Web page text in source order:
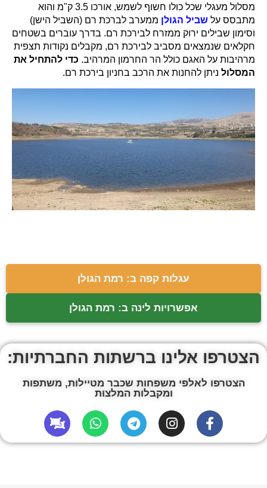
מסלול מעגלי שכל כולו חשוף לשמש, אורכו 3.5 ק"מ והוא
מתבסס על שביל הגולן ממערב לברכת רם (השביל הישן)
וסימון שבילים ירוק ממזרח לבירכת רם. בדרך עוברים בשטחים
חקלאים שנמצאים מסביב לבירכת רם, מקבלים נקודות תצפית
מרהיבות על האגם כולל הר החרמון המרהיב. כדי להתחיל את
המסלול ניתן להחנות את הרכב בחניון בירכת רם.
עגלות קפה ב: רמת הגולן
אפשרויות לינה ב: רמת הגולן
הצטרפו אלינו ברשתות החברתיות:
הצטרפו לאלפי משפחות שכבר מטיילות, משתפות
ומקבלות המלצות